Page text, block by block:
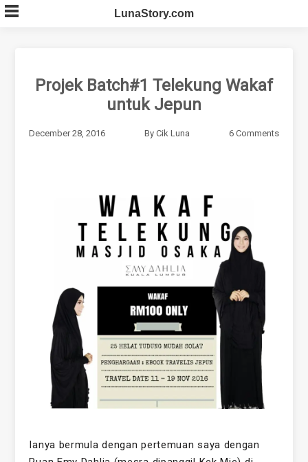
Skip
to
LunaStory.com
Projek Batch#1 Telekung Wakaf
untuk Jepun
December 28, 2016 By Cik Luna 6 Comments
Ianya bermula dengan pertemuan saya dengan